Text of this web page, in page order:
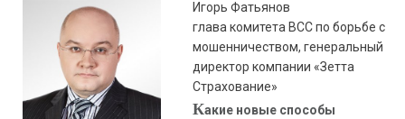
Игорь Фатьянов
глава комитета ВСС по борьбе с
мошенничеством, генеральный
директор компании «Зетта
Страхование»
Какие новые способы